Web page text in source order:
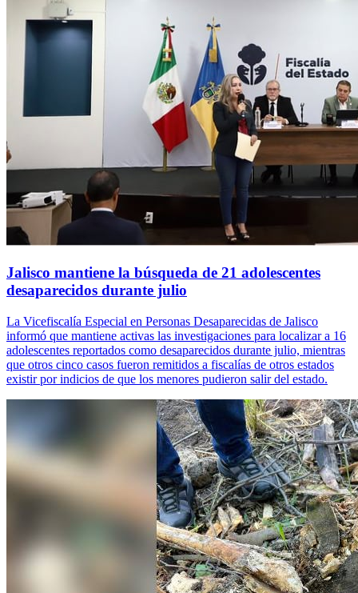
Jalisco mantiene la búsqueda de 21 adolescentes
desaparecidos durante julio
La Vicefiscalía Especial en Personas Desaparecidas de Jalisco
informó que mantiene activas las investigaciones para localizar a 16
adolescentes reportados como desaparecidos durante julio, mientras
que otros cinco casos fueron remitidos a fiscalías de otros estados
existir por indicios de que los menores pudieron salir del estado.